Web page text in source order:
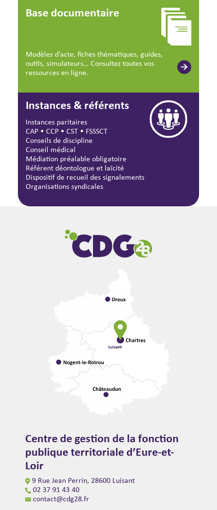
Base documentaire
Modèles d’acte, fiches thématiques, guides,
outils, simulateurs… Consultez toutes vos
ressources en ligne.
Instances & référents
Instances paritaires
CAP •CCP •CST • FSSSCT
Conseils de discipline
Conseil médical
Médiation préalable obligatoire
Référent déontologue et laïcité
Dispositif de recueil des signalements
Organisations syndicales
Centre de gestion de la fonction
publique territoriale d’Eure-et-
Loir
9 Rue Jean Perrin, 28600 Luisant
02 37 91 43 40
contact@cdg28.fr